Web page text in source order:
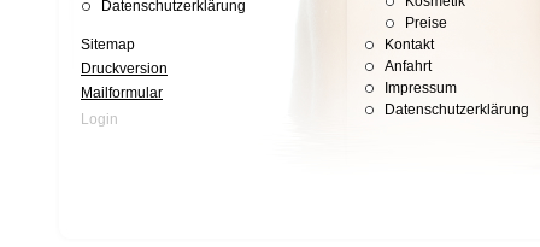
Datenschutzerklärung
Sitemap
Druckversion
Mailformular
Login
Preise
Kontakt
Anfahrt
Impressum
Datenschutzerklärung